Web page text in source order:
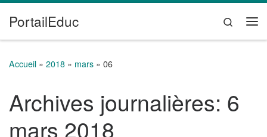
Passer au contenu
PortailEduc
Search
Accueil » 2018 » mars » 06
Archives journalières: 6
mars 2018